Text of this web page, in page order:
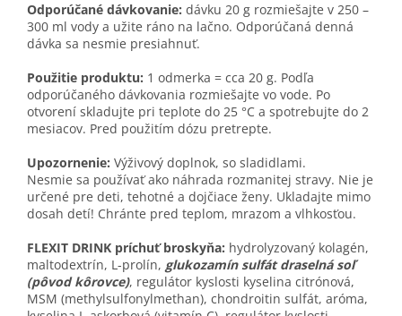
Odporúčané dávkovanie: dávku 20 g rozmiešajte v 250 –
300 ml vody a užite ráno na lačno. Odporúčaná denná
dávka sa nesmie presiahnuť.
Použitie produktu: 1 odmerka = cca 20 g. Podľa
odporúčaného dávkovania rozmiešajte vo vode. Po
otvorení skladujte pri teplote do 25 °C a spotrebujte do 2
mesiacov. Pred použitím dózu pretrepte.
Upozornenie: Výživový doplnok, so sladidlami.
Nesmie sa používať ako náhrada rozmanitej stravy. Nie je
určené pre deti, tehotné a dojčiace ženy. Ukladajte mimo
dosah detí! Chránte pred teplom, mrazom a vlhkosťou.
FLEXIT DRINK príchuť broskyňa: hydrolyzovaný kolagén,
maltodextrín, L-prolín, glukozamín sulfát draselná soľ
(pôvod kôrovce), regulátor kyslosti kyselina citrónová,
MSM (methylsulfonylmethan), chondroitin sulfát, aróma,